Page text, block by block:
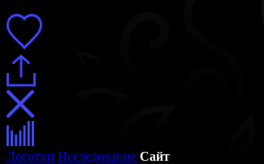
Логотип Исследование Сайт